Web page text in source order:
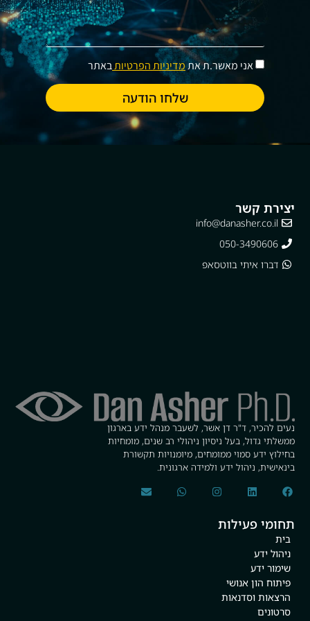
לאחר שנאתר ביחד את המומחים בארגון מולם נרצה
להשתמש בתהליך המוקיר לשימור הידע, נבנה ביחד
תכנית ראיונות ועיבוד משותף. כל המומחים יעברו את
תהליכי הריאיון האלה ולאחר מכן יבוצע עיבוד של
החומר באופן שיאפשר לימוד טכניקות מומחים, כללי
אצבע וזיהוי יכולות. התוצר יפתיע אתכם בהיקף
ובעוצמה שלו.
אני מאשר.ת אתמדיניות הפרטיותבאתר
שלחו הודעה
נעים להכיר, ד"ר דן אשר, לשעבר מנהל ידע בארגון
ממשלתי גדול, בעל ניסיון ניהולי רב שנים, מומחיות
בחילוץ ידע סמוי ממומחים, מיומנויות תקשורת
בינאישית, ניהול ידע ולמידה ארגונית.
תחומי פעילות
בית
ניהול ידע
שימור ידע
פיתוח הון אנושי
הרצאות וסדנאות
סרטונים
יצירת קשר
info@danasher.co.il
050-3490606
דברו איתי בווטסאפ